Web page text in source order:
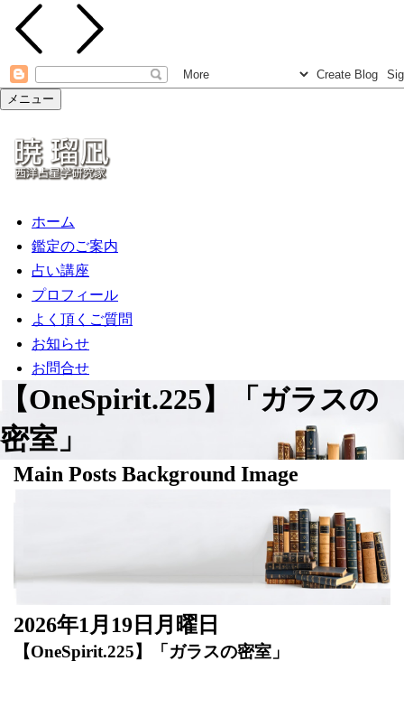
メニュー
ホーム
鑑定のご案内
占い講座
プロフィール
よく頂くご質問
お知らせ
お問合せ
【OneSpirit.225】「ガラスの
密室」
Main Posts Background Image
2026年1月19日月曜日
【OneSpirit.225】「ガラスの密室」